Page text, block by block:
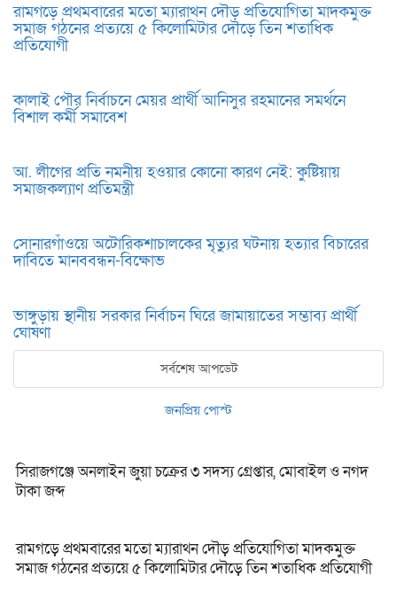
রামগড়ে প্রথমবারের মতো ম্যারাথন দৌড় প্রতিযোগিতা মাদকমুক্ত
সমাজ গঠনের প্রত্যয়ে ৫ কিলোমিটার দৌড়ে তিন শতাধিক
প্রতিযোগী
কালাই পৌর নির্বাচনে মেয়র প্রার্থী আনিসুর রহমানের সমর্থনে
বিশাল কর্মী সমাবেশ
আ. লীগের প্রতি নমনীয় হওয়ার কোনো কারণ নেই: কুষ্টিয়ায়
সমাজকল্যাণ প্রতিমন্ত্রী
সোনারগাঁওয়ে অটোরিকশাচালকের মৃত্যুর ঘটনায় হত্যার বিচারের
দাবিতে মানববন্ধন-বিক্ষোভ
ভাঙ্গুড়ায় স্থানীয় সরকার নির্বাচন ঘিরে জামায়াতের সম্ভাব্য প্রার্থী
ঘোষণা
সর্বশেষ আপডেট
জনপ্রিয় পোস্ট
সিরাজগঞ্জে অনলাইন জুয়া চক্রের ৩ সদস্য গ্রেপ্তার, মোবাইল ও নগদ
টাকা জব্দ
রামগড়ে প্রথমবারের মতো ম্যারাথন দৌড় প্রতিযোগিতা মাদকমুক্ত
সমাজ গঠনের প্রত্যয়ে ৫ কিলোমিটার দৌড়ে তিন শতাধিক প্রতিযোগী